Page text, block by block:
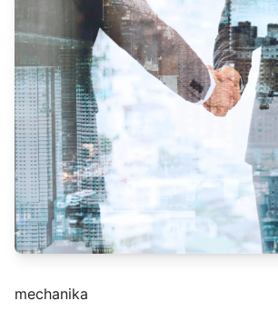
mechanika